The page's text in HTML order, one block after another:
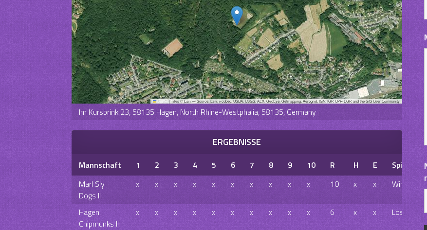
Leaflet|Tiles © Esri — Source: Esri, i-cubed, USDA, USGS, AEX, GeoEye, Getmapping, Aerogrid, IGN, IGP, UPR-EGP, and the GIS User Community
Im Kursbrink 23, 58135 Hagen, North Rhine-Westphalia, 58135, Germany
ERGEBNISSE
Mannschaft 1 2 3 4 5 6 7 8 9 10 R H E
Marl Sly
Dogs II
x x x x x x x x x x 10 x x Win
Hagen
Chipmunks II
x x x x x x x x x x 6 x x Loss